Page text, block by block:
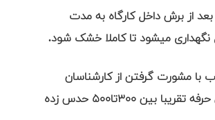
بعد از برش داخل کارگاه به مدت
میشود تا کاملا خشک شود.
با مشورت گرفتن از کارشناسان
مختص این حرفه تقریبا بین ۳۰۰تا۵۰۰ حدس زده